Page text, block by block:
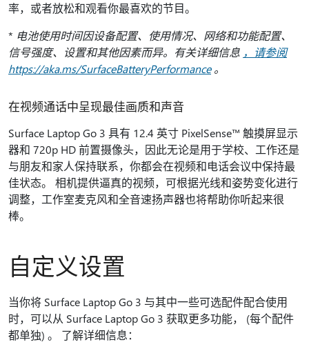
率，或者放松和观看你最喜欢的节目。
* 电池使用时间因设备配置、使用情况、网络和功能配置、
信号强度、设置和其他因素而异。有关详细信息 ，请参阅
https://aka.ms/SurfaceBatteryPerformance。
在视频通话中呈现最佳画质和声音
Surface Laptop Go 3 具有 12.4 英寸 PixelSense™ 触摸屏显示
器和 720p HD 前置摄像头，因此无论是用于学校、工作还是
与朋友和家人保持联系，你都会在视频和电话会议中保持最
佳状态。 相机提供逼真的视频，可根据光线和姿势变化进行
调整，工作室麦克风和全音速扬声器也将帮助你听起来很
棒。
自定义设置
当你将 Surface Laptop Go 3 与其中一些可选配件配合使用
时，可以从 Surface Laptop Go 3 获取更多功能， (每个配件
都单独) 。 了解详细信息：